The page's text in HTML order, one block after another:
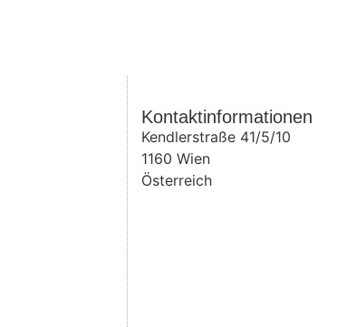
Kontaktinformationen
Kendlerstraße 41/5/10
1160 Wien
Österreich